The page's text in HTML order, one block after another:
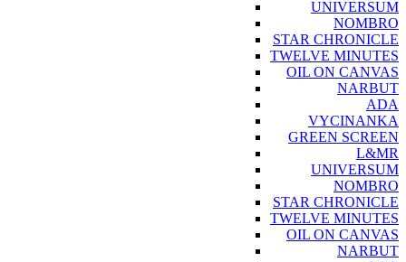
UNIVERSUM
NOMBRO
STAR CHRONICLE
TWELVE MINUTES
OIL ON CANVAS
NARBUT
ADA
VYCINANKA
GREEN SCREEN
L&MR
UNIVERSUM
NOMBRO
STAR CHRONICLE
TWELVE MINUTES
OIL ON CANVAS
NARBUT